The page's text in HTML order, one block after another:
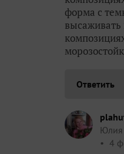
форма с
высаживать
Ответить
Юлия
4